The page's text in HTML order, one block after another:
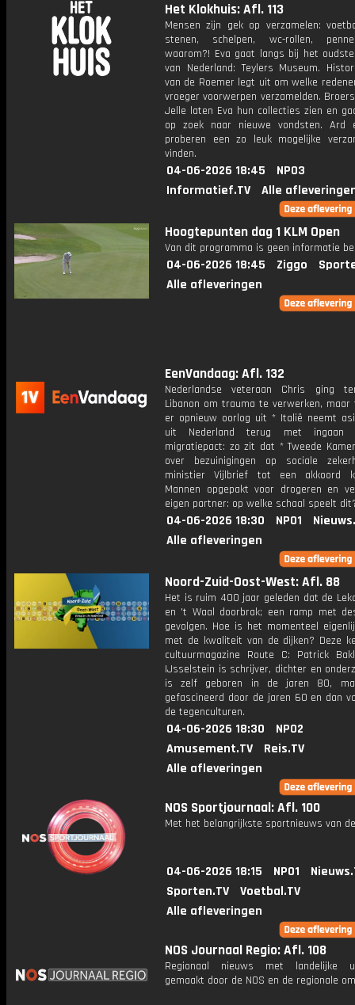
Het Klokhuis: Afl. 113
Mensen zijn gek op verzamelen:
stenen, schelpen, wc-rollen,
waarom?! Eva gaat langs bij het
van Nederland: Teylers Museum.
van de Roemer legt uit om welke
vroeger voorwerpen verzamelden.
Jelle laten Eva hun collecties zien en
op zoek naar nieuwe vondsten. Ard
proberen een zo leuk mogelijke
vinden.
04-06-2026 18:45
NPO3
Informatief.TV
Alle
Hoogtepunten dag 1 KLM Open
Van dit programma is geen informatie
04-06-2026 18:45 Ziggo
Alle afleveringen
EenVandaag: Afl. 132
Nederlandse veteraan Chris ging
Libanon om trauma te verwerken, maar
er opnieuw oorlog uit * Italië neemt
uit Nederland terug met ingaan
migratiepact: zo zit dat * Tweede
over bezuinigingen op sociale
ministier Vijlbrief tot een akkoord
Mannen opgepakt voor drogeren en
eigen partner: op welke schaal speelt
04-06-2026 18:30 NPO1
Alle afleveringen
Noord-Zuid-Oost-West: Afl. 88
Het is ruim 400 jaar geleden dat de
en 't Waal doorbrak; een ramp met
gevolgen. Hoe is het momenteel
met de kwaliteit van de dijken? Deze
cultuurmagazine Route C: Patrick
IJsselstein is schrijver, dichter en
is zelf geboren in de jaren 80,
gefascineerd door de jaren 60 en dan
de tegenculturen.
04-06-2026 18:30
NPO2
Amusement.TV
Reis.TV
Alle afleveringen
NOS Sportjournaal: Afl. 100
Met het belangrijkste sportnieuws van
04-06-2026 18:15 NPO1
Sporten.TV
Voetbal.TV
Alle afleveringen
NOS Journaal Regio: Afl. 108
Regionaal nieuws met landelijke
gemaakt door de NOS en de regionale